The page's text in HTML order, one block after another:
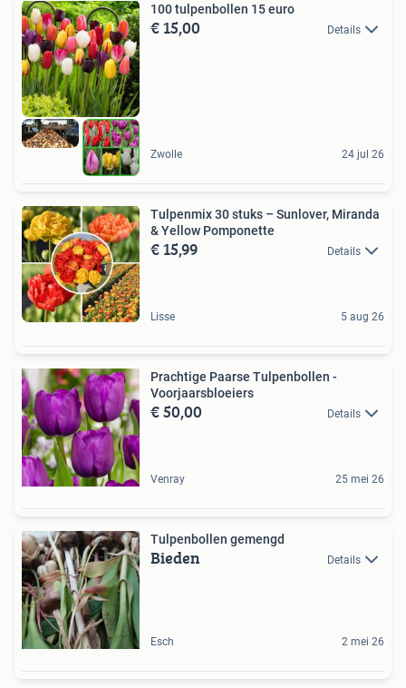
100 tulpenbollen 15 euro
€ 15,00 Details
Zwolle 24 jul 26
Tulpenmix 30 stuks – Sunlover, Miranda
& Yellow Pomponette
€ 15,99 Details
Lisse 5 aug 26
Prachtige Paarse Tulpenbollen -
Voorjaarsbloeiers
€ 50,00 Details
Venray 25 mei 26
Tulpenbollen gemengd
Bieden Details
Esch 2 mei 26